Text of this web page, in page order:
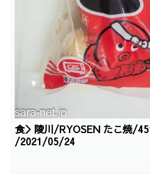
食＞陵川/RYOSEN たこ焼/
/2021/05/24